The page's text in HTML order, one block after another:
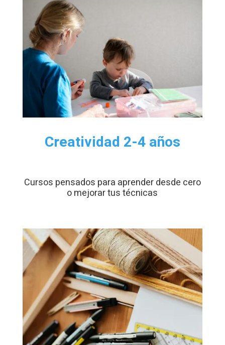
Creatividad 2-4 años
Cursos pensados para aprender desde cero
o mejorar tus técnicas